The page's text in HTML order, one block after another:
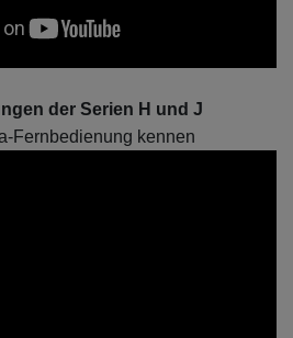
der Serien H und J
Fernbedienung kennen